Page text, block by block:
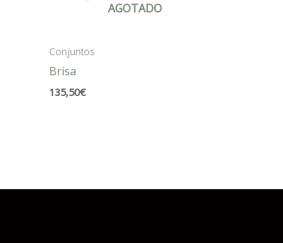
AGOTADO
Conjuntos
Brisa
135,50€